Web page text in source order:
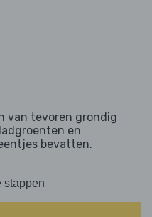
van tevoren grondig
en
bevatten.
stappen